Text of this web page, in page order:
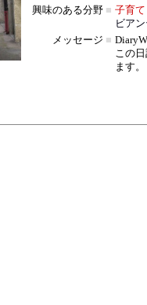
興味のある分野 ■ 子育て
ビア
メッセージ ■
この
ます。